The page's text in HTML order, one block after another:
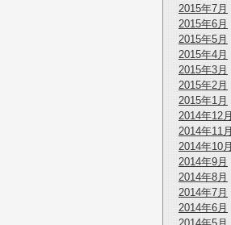
2015年7月
2015年6月
2015年5月
2015年4月
2015年3月
2015年2月
2015年1月
2014年12月
2014年11月
2014年10月
2014年9月
2014年8月
2014年7月
2014年6月